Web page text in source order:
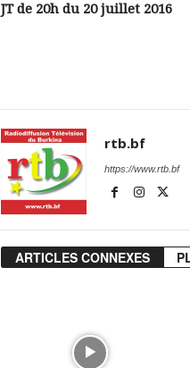
JT de 20h du 20 juillet 2016
rtb.bf
https://www.rtb.bf
ARTICLES CONNEXES